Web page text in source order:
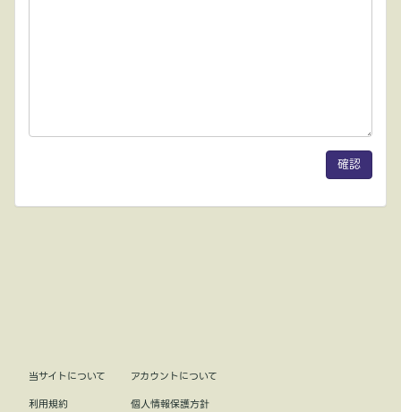
当サイトについて
アカウントについて
利用規約
個人情報保護方針